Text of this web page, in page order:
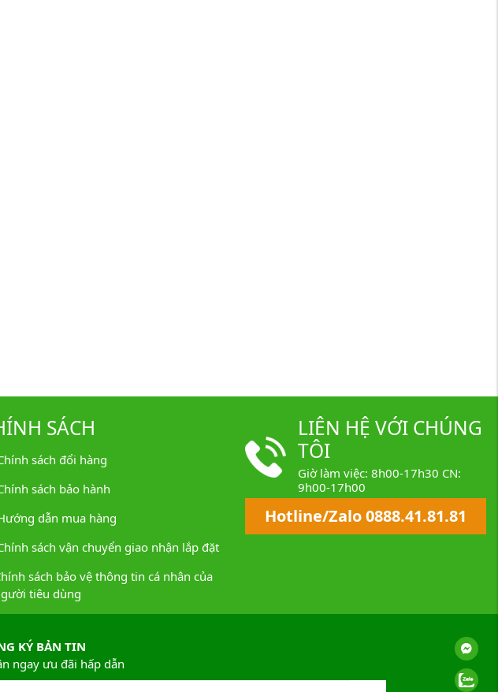
SÁCH
sách đổi hàng
sách bảo hành
dẫn mua hàng
sách vận chuyển giao nhận lắp đặt
sách bảo vệ thông tin cá nhân của
tiêu dùng
LIÊN HỆ VỚI CHÚNG
TÔI
Giờ làm việc: 8h00-17h30 CN:
9h00-17h00
Hotline/Zalo 0888.41.81.81
KÝ BẢN TIN
ngay ưu đãi hấp dẫn
Zalo